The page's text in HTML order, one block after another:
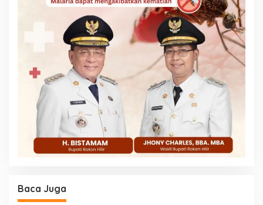
Baca Juga